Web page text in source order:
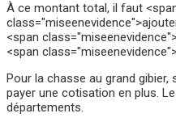
À ce montant total, il faut
<span
<span
Pour la chasse au grand
payer une cotisation en plus.
départements.